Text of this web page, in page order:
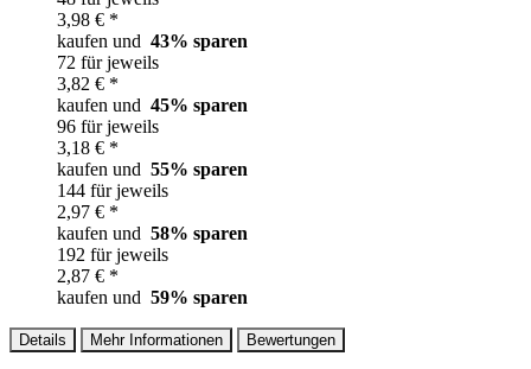
3,98 € *
kaufen und 43% sparen
72 für jeweils
3,82 € *
kaufen und 45% sparen
96 für jeweils
3,18 € *
kaufen und 55% sparen
144 für jeweils
2,97 € *
kaufen und 58% sparen
192 für jeweils
2,87 € *
kaufen und 59% sparen
Details Mehr Informationen Bewertungen